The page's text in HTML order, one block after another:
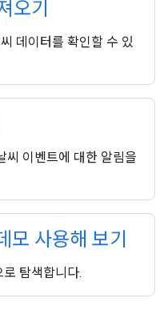
오기
데이터를 확인할 수 있
씨 이벤트에 대한 알림을
사용해 보기
탐색합니다.